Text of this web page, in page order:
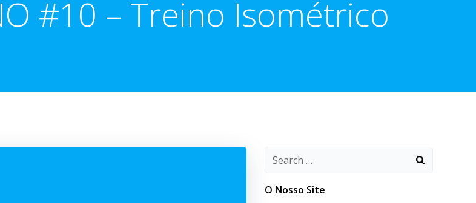
#10 – Treino Isométrico
O Nosso Site